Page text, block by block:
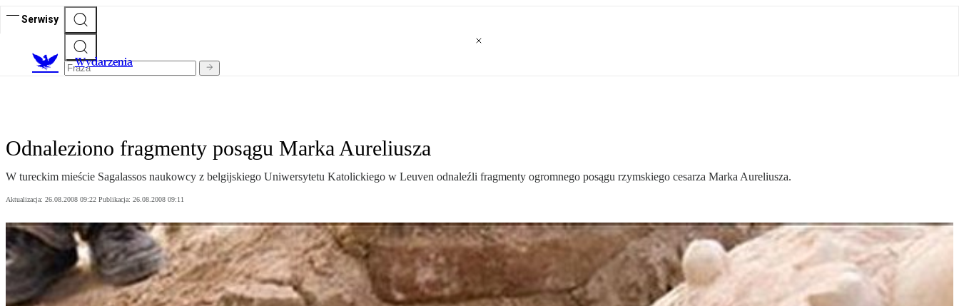
Serwisy
Wydarzenia
Odnaleziono fragmenty posągu Marka Aureliusza
W tureckim mieście Sagalassos naukowcy z belgijskiego Uniwersytetu Katolickiego w Leuven odnaleźli fragmenty ogromnego posągu rzymskiego cesarza Marka Aureliusza.
Aktualizacja: 26.08.2008 09:22 Publikacja: 26.08.2008 09:11